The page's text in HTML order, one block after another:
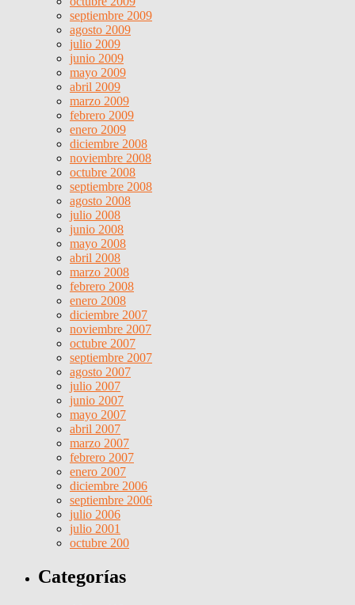
septiembre 2009
agosto 2009
julio 2009
junio 2009
mayo 2009
abril 2009
marzo 2009
febrero 2009
enero 2009
diciembre 2008
noviembre 2008
octubre 2008
septiembre 2008
agosto 2008
julio 2008
junio 2008
mayo 2008
abril 2008
marzo 2008
febrero 2008
enero 2008
diciembre 2007
noviembre 2007
octubre 2007
septiembre 2007
agosto 2007
julio 2007
junio 2007
mayo 2007
abril 2007
marzo 2007
febrero 2007
enero 2007
diciembre 2006
septiembre 2006
julio 2006
julio 2001
octubre 200
Categorías